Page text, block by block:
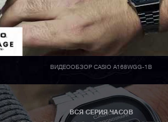
ВИДЕООБЗОР CASIO A168WGG-1B
ВСЯ СЕРИЯ ЧАСОВ